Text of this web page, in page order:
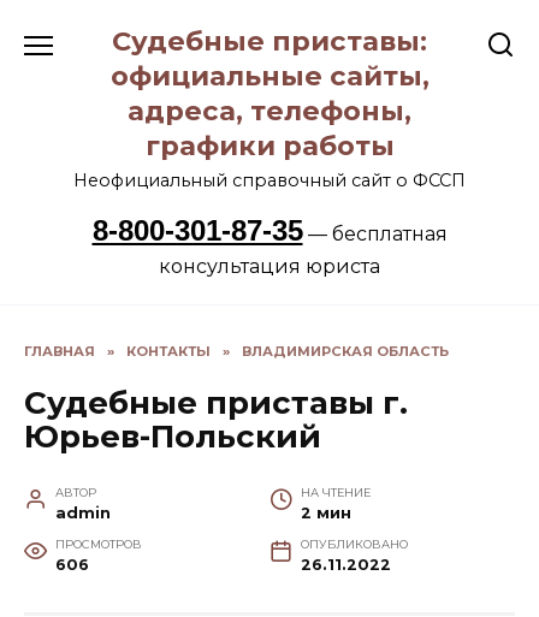
содержанию
Судебные приставы:
официальные сайты,
адреса, телефоны,
графики работы
Неофициальный справочный сайт о ФССП
8-800-301-87-35— бесплатная
консультация юриста
ГЛАВНАЯ » КОНТАКТЫ » ВЛАДИМИРСКАЯ ОБЛАСТЬ
Судебные приставы г.
Юрьев-Польский
АВТОР
admin
НА ЧТЕНИЕ
2 мин
ПРОСМОТРОВ
606
ОПУБЛИКОВАНО
26.11.2022